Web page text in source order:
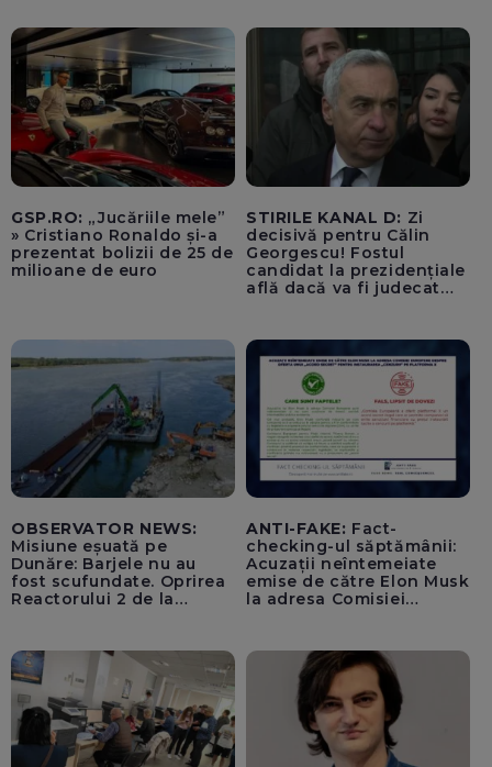
economii: „Altfel vom
plăti tarife foarte mari”
GSP.RO: „Jucăriile mele”
» Cristiano Ronaldo și-a
prezentat bolizii de 25 de
milioane de euro
STIRILE KANAL D: Zi
decisivă pentru Călin
Georgescu! Fostul
candidat la prezidențiale
află dacă va fi judecat
OBSERVATOR NEWS:
Misiune eșuată pe
Dunăre: Barjele nu au
fost scufundate. Oprirea
Reactorului 2 de la
ANTI-FAKE: Fact-
checking-ul săptămânii:
Acuzații neîntemeiate
emise de către Elon Musk
la adresa Comisiei
pentru instaurarea
„cenzurii” pe platforma X